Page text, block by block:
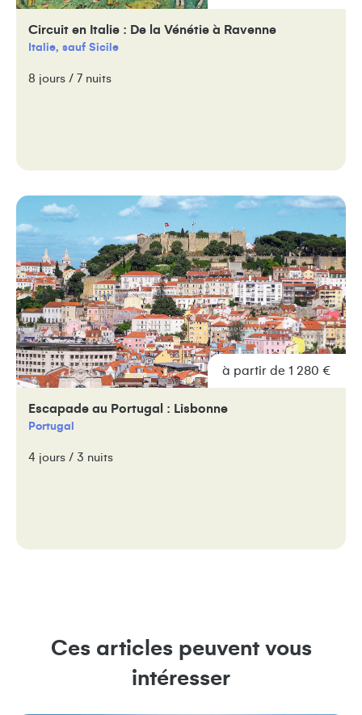
Circuit en Italie : De la Vénétie à Ravenne
Italie, sauf Sicile
8 jours / 7 nuits
à partir de 1 280 €
Escapade au Portugal : Lisbonne
Portugal
4 jours / 3 nuits
Ces articles peuvent vous
intéresser